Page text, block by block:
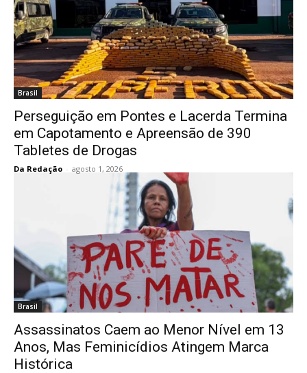
Brasil
Perseguição em Pontes e Lacerda Termina
em Capotamento e Apreensão de 390
Tabletes de Drogas
Da Redação - agosto 1, 2026
Brasil
Assassinatos Caem ao Menor Nível em 13
Anos, Mas Feminicídios Atingem Marca
Histórica